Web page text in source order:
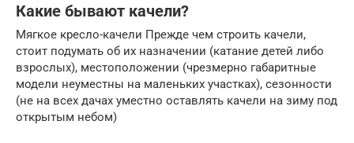
Какие бывают качели?
Мягкое кресло-качели Прежде чем строить качели,
стоит подумать об их назначении (катание детей либо
взрослых), местоположении (чрезмерно габаритные
модели неуместны на маленьких участках), сезонности
(не на всех дачах уместно оставлять качели на зиму под
открытым небом)